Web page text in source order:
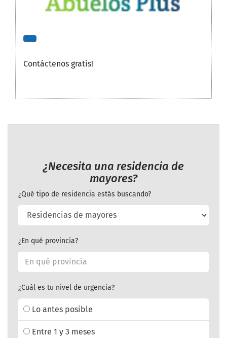
Contáctenos gratis!
¿Necesita una residencia de
mayores?
¿Qué tipo de residencia estás buscando?
¿En qué provincia?
¿Cuál es tu nivel de urgencia?
Lo antes posible
Entre 1 y 3 meses